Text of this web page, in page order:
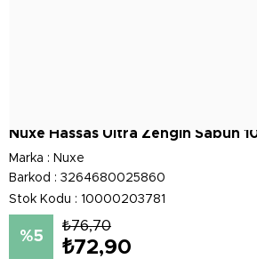
Nuxe Hassas Ultra Zengin Sabun
Marka : Nuxe
Barkod : 3264680025860
Stok Kodu
10000203781
5
₺76,70
₺72,90